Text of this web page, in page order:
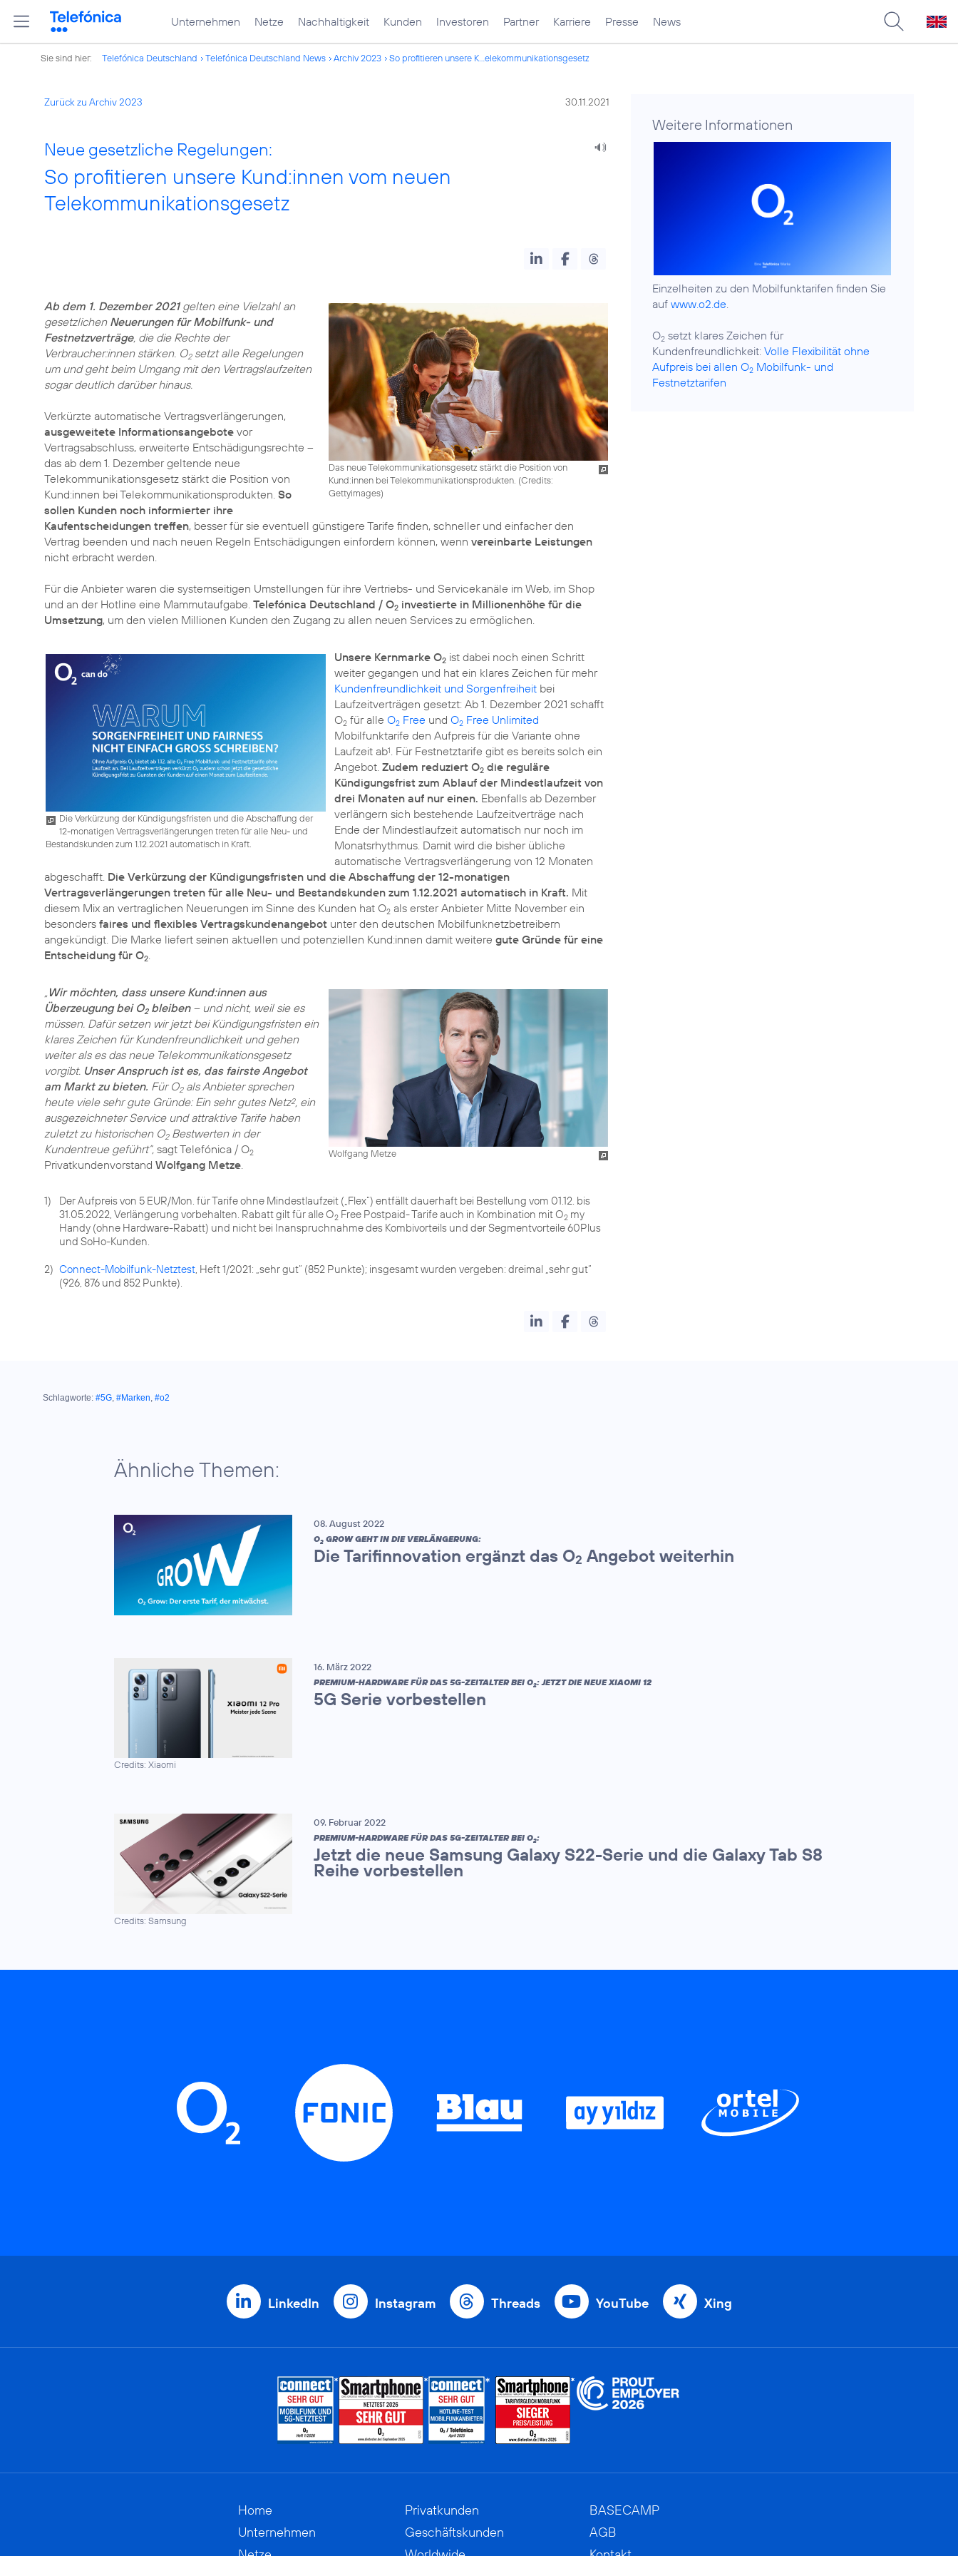
Unternehmen Netze Nachhaltigkeit Kunden Investoren Partner Karriere Presse News
Sie sind hier: Telefónica Deutschland Telefónica Deutschland News Archiv 2023 So profitieren unsere K...elekommunikationsgesetz
Zurück zu Archiv 2023 30.11.2021
Neue gesetzliche Regelungen:
So profitieren unsere Kund:innen vom neuen
Telekommunikationsgesetz
Das neue Telekommunikationsgesetz stärkt die Position von
Kund:innen bei Telekommunikationsprodukten. (Credits:
Gettyimages)
Ab dem 1. Dezember 2021gelten eine Vielzahl an
gesetzlichen Neuerungen für Mobilfunk- und
Festnetzverträge, die die Rechte der
Verbraucher:innen stärken. O2setzt alle Regelungen
um und geht beim Umgang mit den Vertragslaufzeiten
sogar deutlich darüber hinaus.
Verkürzte automatische Vertragsverlängerungen,
ausgeweitete Informationsangebote vor
Vertragsabschluss, erweiterte Entschädigungsrechte –
das ab dem 1. Dezember geltende neue
Telekommunikationsgesetz stärkt die Position von
Kund:innen bei Telekommunikationsprodukten. So
sollen Kunden noch informierter ihre
Kaufentscheidungen treffen, besser für sie eventuell günstigere Tarife finden, schneller und einfacher den
Vertrag beenden und nach neuen Regeln Entschädigungen einfordern können, wenn vereinbarte Leistungen
nicht erbracht werden.
Für die Anbieter waren die systemseitigen Umstellungen für ihre Vertriebs- und Servicekanäle im Web, im Shop
und an der Hotline eine Mammutaufgabe. Telefónica Deutschland / O2 investierte in Millionenhöhe für die
Umsetzung, um den vielen Millionen Kunden den Zugang zu allen neuen Services zu ermöglichen.
Die Verkürzung der Kündigungsfristen und die Abschaffung der
12-monatigen Vertragsverlängerungen treten für alle Neu- und
Bestandskunden zum 1.12.2021 automatisch in Kraft.
Unsere Kernmarke O2ist dabei noch einen Schritt
weiter gegangen und hat ein klares Zeichen für mehr
Kundenfreundlichkeit und Sorgenfreiheitbei
Laufzeitverträgen gesetzt: Ab 1. Dezember 2021 schafft
O2für alle O2Free und O2Free Unlimited
Mobilfunktarife den Aufpreis für die Variante ohne
Laufzeit ab1. Für Festnetztarife gibt es bereits solch ein
Angebot. Zudem reduziert O2die reguläre
Kündigungsfrist zum Ablauf der Mindestlaufzeit von
drei Monaten auf nur einen. Ebenfalls ab Dezember
verlängern sich bestehende Laufzeitverträge nach
Ende der Mindestlaufzeit automatisch nur noch im
Monatsrhythmus. Damit wird die bisher übliche
automatische Vertragsverlängerung von 12 Monaten
abgeschafft. Die Verkürzung der Kündigungsfristen und die Abschaffung der 12-monatigen
Vertragsverlängerungen treten für alle Neu- und Bestandskunden zum 1.12.2021 automatisch in Kraft. Mit
diesem Mix an vertraglichen Neuerungen im Sinne des Kunden hat O2 als erster Anbieter Mitte November ein
besonders faires und flexibles Vertragskundenangebot unter den deutschen Mobilfunknetzbetreibern
angekündigt. Die Marke liefert seinen aktuellen und potenziellen Kund:innen damit weitere gute Gründe für eine
Entscheidung für O2.
Wolfgang Metze
„Wir möchten, dass unsere Kund:innen aus
Überzeugung bei O2bleiben– und nicht, weil sie es
müssen. Dafür setzen wir jetzt bei Kündigungsfristen ein
klares Zeichen für Kundenfreundlichkeit und gehen
weiter als es das neue Telekommunikationsgesetz
vorgibt. Unser Anspruch ist es, das fairste Angebot
am Markt zu bieten. Für O2als Anbieter sprechen
heute viele sehr gute Gründe: Ein sehr gutes Netz2, ein
ausgezeichneter Service und attraktive Tarife haben
zuletzt zu historischen O2Bestwerten in der
Kundentreue geführt“, sagt Telefónica / O2
Privatkundenvorstand Wolfgang Metze.
1)
Der Aufpreis von 5 EUR/Mon. für Tarife ohne Mindestlaufzeit („Flex“) entfällt dauerhaft bei Bestellung vom 01.12. bis
31.05.2022, Verlängerung vorbehalten. Rabatt gilt für alle O2 Free Postpaid- Tarife auch in Kombination mit O2 my
Handy (ohne Hardware-Rabatt) und nicht bei Inanspruchnahme des Kombivorteils und der Segmentvorteile 60Plus
und SoHo-Kunden.
2) Connect-Mobilfunk-Netztest, Heft 1/2021: „sehr gut“ (852 Punkte); insgesamt wurden vergeben: dreimal „sehr gut“
(926, 876 und 852 Punkte).
Weitere Informationen
Einzelheiten zu den Mobilfunktarifen finden Sie
aufwww.o2.de.
O2 setzt klares Zeichen für
Kundenfreundlichkeit:Volle Flexibilität ohne
Aufpreis bei allen O2 Mobilfunk- und
Festnetztarifen
Schlagworte: #5G, #Marken, #o2
Ähnliche Themen:
08. August 2022
O2 GROW GEHT IN DIE VERLÄNGERUNG:
Die Tarifinnovation ergänzt das O2 Angebot weiterhin
Credits: Xiaomi
16. März 2022
PREMIUM-HARDWARE FÜR DAS 5G-ZEITALTER BEI O2: JETZT DIE NEUE XIAOMI 12
5G Serie vorbestellen
Credits: Samsung
09. Februar 2022
PREMIUM-HARDWARE FÜR DAS 5G-ZEITALTER BEI O2:
Jetzt die neue Samsung Galaxy S22-Serie und die Galaxy Tab S8
Reihe vorbestellen
LinkedIn Instagram Threads YouTube Xing
Home
Unternehmen
Privatkunden
Geschäftskunden
BASECAMP
AGB